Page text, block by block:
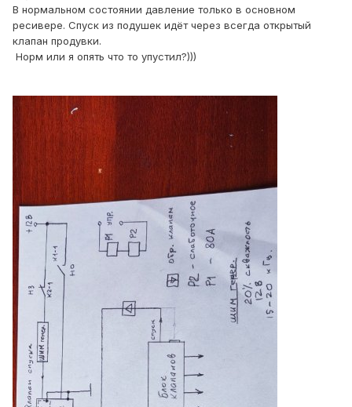
В нормальном состоянии давление только в основном
ресивере. Спуск из подушек идёт через всегда открытый
клапан продувки.
Норм или я опять что то упустил?)))